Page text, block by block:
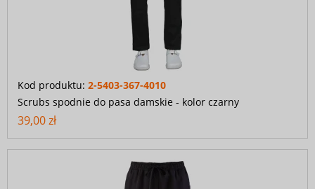
Kod produktu: 2-5403-367-4010
Scrubs spodnie do pasa damskie - kolor czarny
39,00 zł